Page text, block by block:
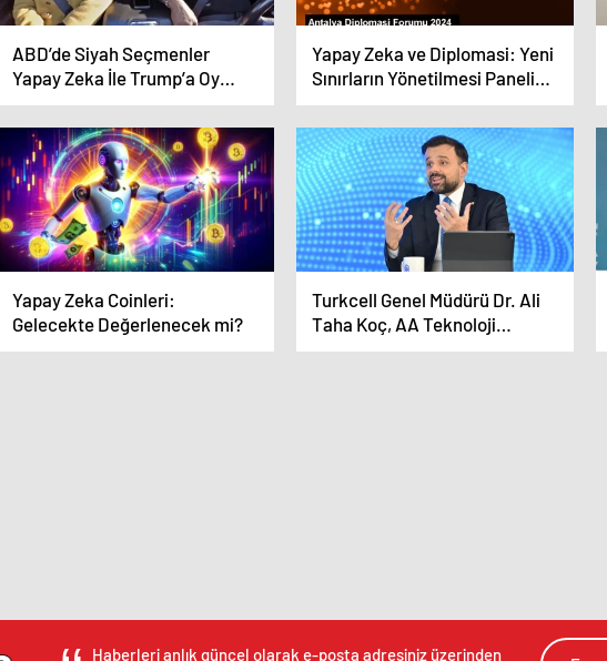
ABD’de Siyah Seçmenler
Yapay Zeka İle Trump’a Oy
Vermeye Teşvik Ediliyor
Yapay Zeka ve Diplomasi: Yeni
Sınırların Yönetilmesi Paneli
Antalya Diplomasi Forumu’nda
düzenlendi
Yapay Zeka Coinleri:
Gelecekte Değerlenecek mi?
Turkcell Genel Müdürü Dr. Ali
Taha Koç, AA Teknoloji
Masası’na konuk oldu
Haberleri anlık güncel olarak e-posta adresiniz üzerinden